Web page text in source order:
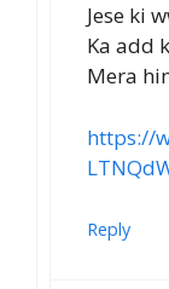
Jese ki
Ka add
Mera
https://
Reply